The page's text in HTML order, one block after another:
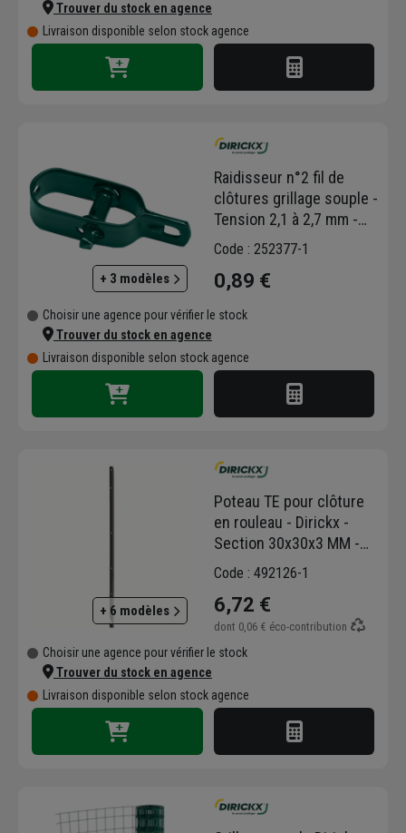
Trouver du stock en agence
Livraison disponible selon stock agence
+ 3 modèles
Raidisseur n°2 fil de
clôtures grillage souple -
Tension 2,1 à 2,7 mm -
Dirickx - Vert
Code : 252377-1
0,89 €
Choisir une agence pour vérifier le stock
Trouver du stock en agence
Livraison disponible selon stock agence
+ 6 modèles
Poteau TE pour clôture
en rouleau - Dirickx -
Section 30x30x3 MM -
Hauteur 1.75 M Vert
Code : 492126-1
6,72 €
dont 0,06 € éco-contribution
Choisir une agence pour vérifier le stock
Trouver du stock en agence
Livraison disponible selon stock agence